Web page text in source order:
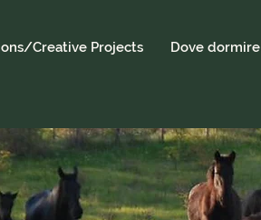
Creative Projects Dove dormire